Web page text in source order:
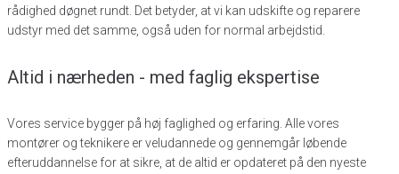
rådighed døgnet rundt. Det betyder, at vi kan udskifte og reparere
udstyr med det samme, også uden for normal arbejdstid.
Altid i nærheden - med faglig ekspertise
Vores service bygger på høj faglighed og erfaring. Alle vores
montører og teknikere er veludannede og gennemgår løbende
efteruddannelse for at sikre, at de altid er opdateret på den nyeste